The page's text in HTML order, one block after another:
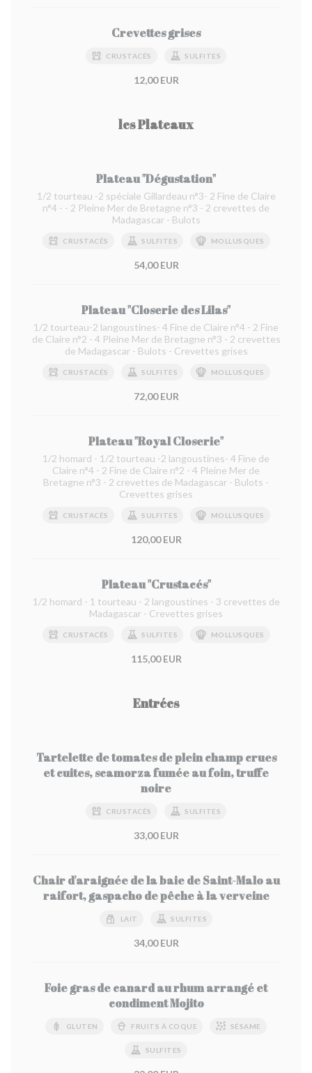
Crevettes grises
CRUSTACÉS SULFITES
12,00 EUR
les Plateaux
Plateau "Dégustation"
1/2 tourteau -2 spéciale Gillardeau n°3- 2 Fine de Claire
n°4 - - 2 Pleine Mer de Bretagne n°3 - 2 crevettes de
Madagascar - Bulots
CRUSTACÉS SULFITES MOLLUSQUES
54,00 EUR
Plateau "Closerie des Lilas"
1/2 tourteau-2 langoustines- 4 Fine de Claire n°4 - 2 Fine
de Claire n°2 - 4 Pleine Mer de Bretagne n°3 - 2 crevettes
de Madagascar - Bulots - Crevettes grises
CRUSTACÉS SULFITES MOLLUSQUES
72,00 EUR
Plateau "Royal Closerie"
1/2 homard - 1/2 tourteau -2 langoustines- 4 Fine de
Claire n°4 - 2 Fine de Claire n°2 - 4 Pleine Mer de
Bretagne n°3 - 2 crevettes de Madagascar - Bulots -
Crevettes grises
CRUSTACÉS SULFITES MOLLUSQUES
120,00 EUR
Plateau "Crustacés"
1/2 homard - 1 tourteau - 2 langoustines - 3 crevettes de
Madagascar - Crevettes grises
CRUSTACÉS SULFITES MOLLUSQUES
115,00 EUR
Entrées
Tartelette de tomates de plein champ crues
et cuites, scamorza fumée au foin, truffe
noire
CRUSTACÉS SULFITES
33,00 EUR
Chair d'araignée de la baie de Saint-Malo au
raifort, gaspacho de pêche à la verveine
LAIT SULFITES
34,00 EUR
Foie gras de canard au rhum arrangé et
condiment Mojito
GLUTEN FRUITS À COQUE SÉSAME
SULFITES